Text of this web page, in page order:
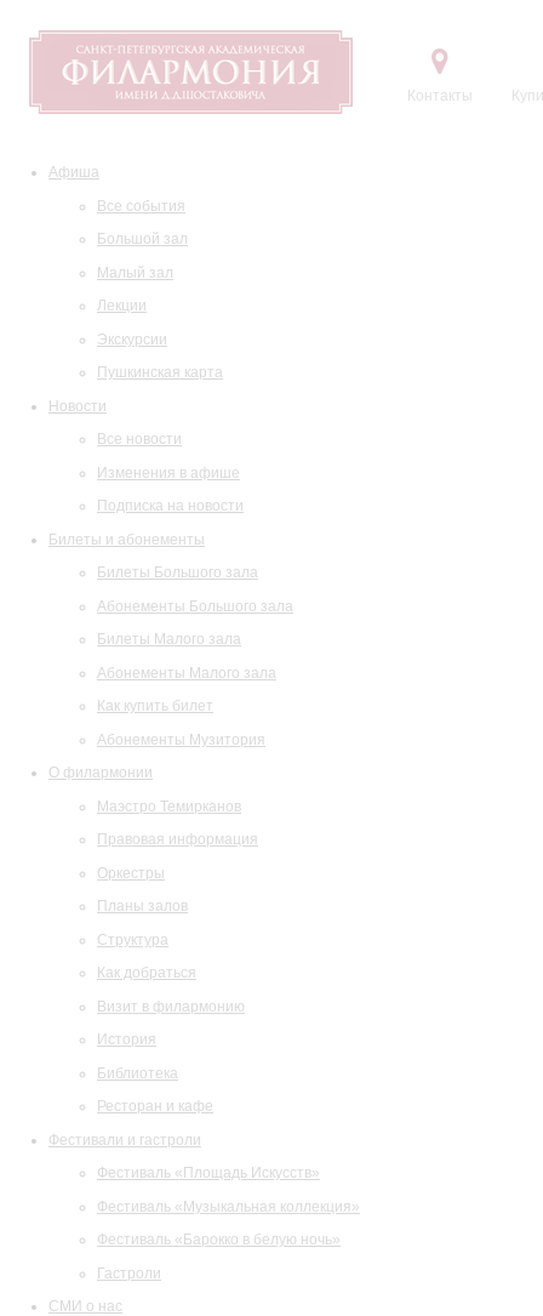
Контакты
Афиша
Все события
Большой зал
Малый зал
Лекции
Экскурсии
Пушкинская карта
Новости
Все новости
Изменения в афише
Подписка на новости
Билеты и абонементы
Билеты Большого зала
Абонементы Большого зала
Билеты Малого зала
Абонементы Малого зала
Как купить билет
Абонементы Музитория
О филармонии
Маэстро Темирканов
Правовая информация
Оркестры
Планы залов
Структура
Как добраться
Визит в филармонию
История
Библиотека
Ресторан и кафе
Фестивали и гастроли
Фестиваль «Площадь Искусств»
Фестиваль «Музыкальная коллекция»
Фестиваль «Барокко в белую ночь»
Гастроли
СМИ о нас